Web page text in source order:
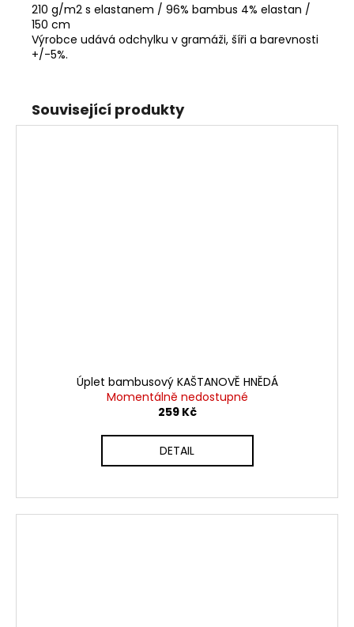
210 g/m2 s elastanem / 96% bambus 4% elastan /
150 cm
Výrobce udává odchylku v gramáži, šíři a barevnosti
+/-5%.
Související produkty
Úplet bambusový KAŠTANOVĚ HNĚDÁ
Momentálně nedostupné
259 Kč
DETAIL